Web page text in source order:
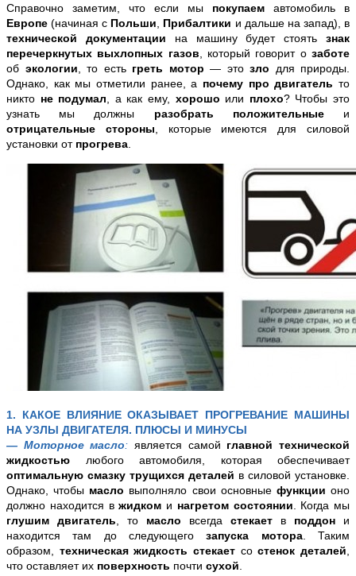
Справочно заметим, что если мы покупаем автомобиль в
Европе (начиная с Польши Прибалтики и дальше на запад), в
технической документации на машину будет стоятьзнак
перечеркнутых выхлопных газов , который говорит озаботе
об экологии , то есть греть мотор — это зло для природы.
Однако, как мы отметили ранее, а почему про двигатель то
никто не подумал , а как ему, хорошо или плохо? Чтобы это
узнать мы должны разобрать положительныеи
отрицательные стороны , которые имеются для силовой
установки от прогрева
1. КАКОЕ ВЛИЯНИЕ ОКАЗЫВАЕТ ПРОГРЕВАНИЕ МАШИНЫ
НА УЗЛЫ ДВИГАТЕЛЯ. ПЛЮСЫ И МИНУСЫ
— Моторное масло: является самой главной технической
жидкостью любого автомобиля, которая обеспечивает
оптимальную смазку трущихся деталей в силовой установке.
Однако, чтобы масло выполняло свои основные функции оно
должно находится вжидком и нагретом состоянии . Когда мы
глушим двигатель , то масло всегда стекает в поддон и
находится там до следующегозапуска мотора. Таким
образом,
техническая жидкость стекает состенок деталей
что оставляет их поверхность почти сухой